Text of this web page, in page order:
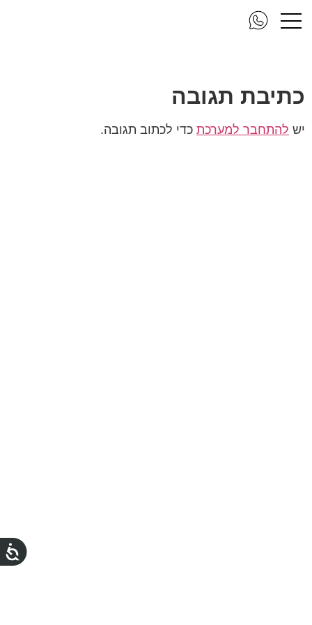
1 (18) new
כתיבת תגובה
יש להתחבר למערכת כדי לכתוב תגובה.